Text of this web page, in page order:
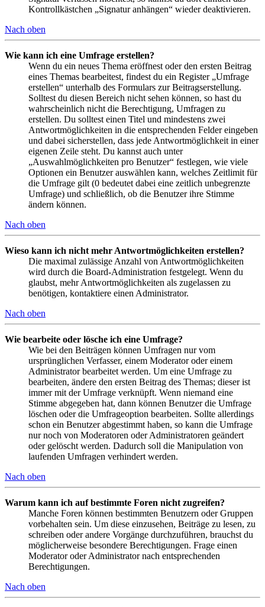
Kontrollkästchen „Signatur anhängen“ wieder deaktivieren.
Nach oben
Wie kann ich eine Umfrage erstellen?
Wenn du ein neues Thema eröffnest oder den ersten Beitrag
eines Themas bearbeitest, findest du ein Register „Umfrage
erstellen“ unterhalb des Formulars zur Beitragserstellung.
Solltest du diesen Bereich nicht sehen können, so hast du
wahrscheinlich nicht die Berechtigung, Umfragen zu
erstellen. Du solltest einen Titel und mindestens zwei
Antwortmöglichkeiten in die entsprechenden Felder eingeben
und dabei sicherstellen, dass jede Antwortmöglichkeit in einer
eigenen Zeile steht. Du kannst auch unter
„Auswahlmöglichkeiten pro Benutzer“ festlegen, wie viele
Optionen ein Benutzer auswählen kann, welches Zeitlimit für
die Umfrage gilt (0 bedeutet dabei eine zeitlich unbegrenzte
Umfrage) und schließlich, ob die Benutzer ihre Stimme
ändern können.
Nach oben
Wieso kann ich nicht mehr Antwortmöglichkeiten erstellen?
Die maximal zulässige Anzahl von Antwortmöglichkeiten
wird durch die Board-Administration festgelegt. Wenn du
glaubst, mehr Antwortmöglichkeiten als zugelassen zu
benötigen, kontaktiere einen Administrator.
Nach oben
Wie bearbeite oder lösche ich eine Umfrage?
Wie bei den Beiträgen können Umfragen nur vom
ursprünglichen Verfasser, einem Moderator oder einem
Administrator bearbeitet werden. Um eine Umfrage zu
bearbeiten, ändere den ersten Beitrag des Themas; dieser ist
immer mit der Umfrage verknüpft. Wenn niemand eine
Stimme abgegeben hat, dann können Benutzer die Umfrage
löschen oder die Umfrageoption bearbeiten. Sollte allerdings
schon ein Benutzer abgestimmt haben, so kann die Umfrage
nur noch von Moderatoren oder Administratoren geändert
oder gelöscht werden. Dadurch soll die Manipulation von
laufenden Umfragen verhindert werden.
Nach oben
Warum kann ich auf bestimmte Foren nicht zugreifen?
Manche Foren können bestimmten Benutzern oder Gruppen
vorbehalten sein. Um diese einzusehen, Beiträge zu lesen, zu
schreiben oder andere Vorgänge durchzuführen, brauchst du
möglicherweise besondere Berechtigungen. Frage einen
Moderator oder Administrator nach entsprechenden
Berechtigungen.
Nach oben